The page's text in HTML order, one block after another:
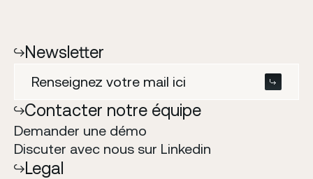
Newsletter
Contacter notre équipe
Demander une démo
Discuter avec nous sur Linkedin
Legal